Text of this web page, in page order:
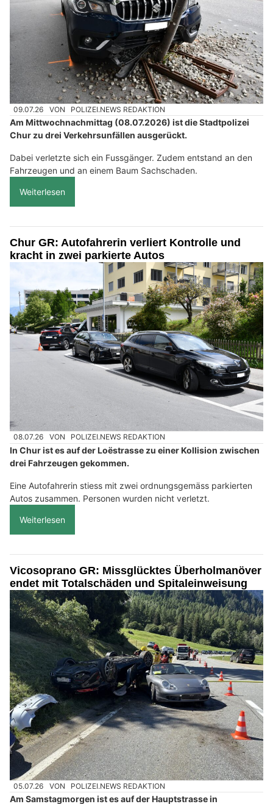
09.07.26 VON POLIZEI.NEWS REDAKTION
Am Mittwochnachmittag (08.07.2026) ist die Stadtpolizei
Chur zu drei Verkehrsunfällen ausgerückt.
Dabei verletzte sich ein Fussgänger. Zudem entstand an den
Fahrzeugen und an einem Baum Sachschaden.
Weiterlesen
Chur GR: Autofahrerin verliert Kontrolle und
kracht in zwei parkierte Autos
08.07.26 VON POLIZEI.NEWS REDAKTION
In Chur ist es auf der Loëstrasse zu einer Kollision zwischen
drei Fahrzeugen gekommen.
Eine Autofahrerin stiess mit zwei ordnungsgemäss parkierten
Autos zusammen. Personen wurden nicht verletzt.
Weiterlesen
Vicosoprano GR: Missglücktes Überholmanöver
endet mit Totalschäden und Spitaleinweisung
05.07.26 VON POLIZEI.NEWS REDAKTION
Am Samstagmorgen ist es auf der Hauptstrasse in